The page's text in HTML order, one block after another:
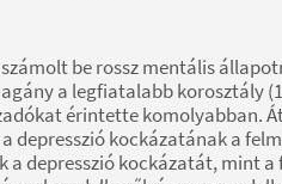
be rossz mentális
a legfiatalabb korosztály
érintette komolyabban.
depresszió kockázatának a
depresszió kockázatát, mint